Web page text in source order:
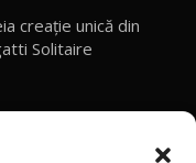
BYD Seal U DM-i,
/ Test Drive
creație unică din
Solitaire